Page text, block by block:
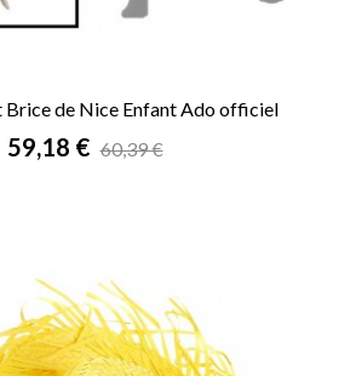
Brice de Nice Enfant Ado officiel
Prix
59,18 € 60,39 €